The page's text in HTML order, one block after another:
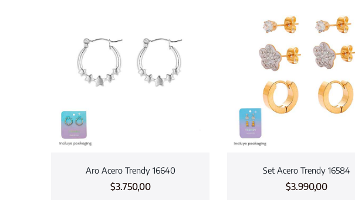
Aro Acero Trendy 16640
$3.750,00
Set Acero Trendy 16584
$3.990,00